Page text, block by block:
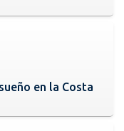
en la Costa